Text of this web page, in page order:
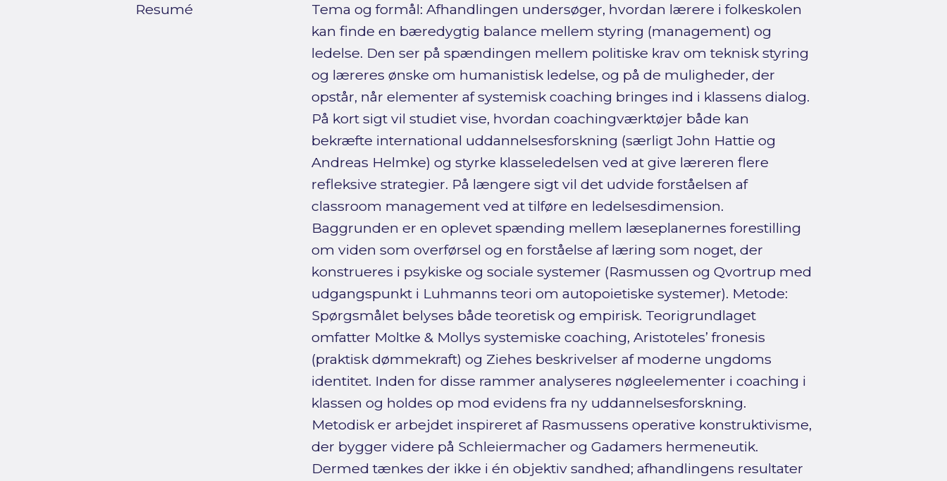
Resumé
Tema og formål: Afhandlingen undersøger, hvordan lærere i folkeskolen
kan finde en bæredygtig balance mellem styring (management) og
ledelse. Den ser på spændingen mellem politiske krav om teknisk styring
og læreres ønske om humanistisk ledelse, og på de muligheder, der
opstår, når elementer af systemisk coaching bringes ind i klassens dialog.
På kort sigt vil studiet vise, hvordan coachingværktøjer både kan
bekræfte international uddannelsesforskning (særligt John Hattie og
Andreas Helmke) og styrke klasseledelsen ved at give læreren flere
refleksive strategier. På længere sigt vil det udvide forståelsen af
classroom management ved at tilføre en ledelsesdimension.
Baggrunden er en oplevet spænding mellem læseplanernes forestilling
om viden som overførsel og en forståelse af læring som noget, der
konstrueres i psykiske og sociale systemer (Rasmussen og Qvortrup med
udgangspunkt i Luhmanns teori om autopoietiske systemer). Metode:
Spørgsmålet belyses både teoretisk og empirisk. Teorigrundlaget
omfatter Moltke & Mollys systemiske coaching, Aristoteles’ fronesis
(praktisk dømmekraft) og Ziehes beskrivelser af moderne ungdoms
identitet. Inden for disse rammer analyseres nøgleelementer i coaching i
klassen og holdes op mod evidens fra ny uddannelsesforskning.
Metodisk er arbejdet inspireret af Rasmussens operative konstruktivisme,
der bygger videre på Schleiermacher og Gadamers hermeneutik.
Dermed tænkes der ikke i én objektiv sandhed; afhandlingens resultater